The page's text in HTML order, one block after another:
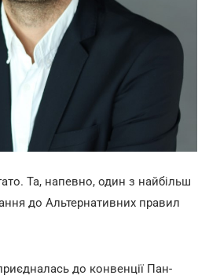
Та, напевно, один з найбільш
до Альтернативних правил
до конвенції Пан-